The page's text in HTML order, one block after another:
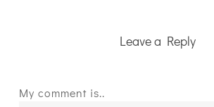
Leave a Reply
My comment is..